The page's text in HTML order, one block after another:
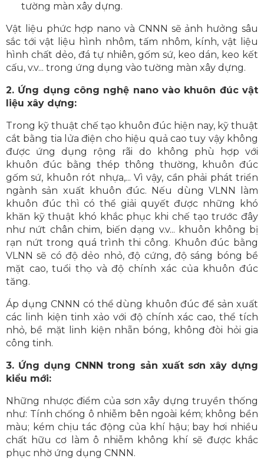
tường màn xây dựng.
Vật liệu phức hợp nano và CNNN sẽ ảnh hưởng sâu
sắc tới vật liệu hình nhôm, tấm nhôm, kính, vật liệu
hình chất dẻo, đá tự nhiên, gốm sứ, keo dán, keo kết
cấu, v.v... trong ứng dụng vào tường màn xây dựng.
2. Ứng dụng công nghệ nano vào khuôn đúc vật
liệu xây dựng:
Trong kỹ thuật chế tạo khuôn đúc hiện nay, kỹ thuật
cắt bằng tia lửa điện cho hiệu quả cao tuy vậy không
được ứng dụng rộng rãi do không phù hợp với
khuôn đúc bằng thép thông thường, khuôn đúc
gốm sứ, khuôn rót nhựa,... Vì vậy, cần phải phát triển
ngành sản xuất khuôn đúc. Nếu dùng VLNN làm
khuôn đúc thì có thể giải quyết được những khó
khăn kỹ thuật khó khắc phục khi chế tạo trước đây
như nứt chân chim, biến dạng v.v... khuôn không bị
rạn nứt trong quá trình thi công. Khuôn đúc bằng
VLNN sẽ có độ dẻo nhỏ, độ cứng, độ sáng bóng bề
mặt cao, tuổi thọ và độ chính xác của khuôn đúc
tăng.
Áp dụng CNNN có thể dùng khuôn đúc để sản xuất
các linh kiện tinh xảo với độ chính xác cao, thể tích
nhỏ, bề mặt linh kiện nhẵn bóng, không đòi hỏi gia
công tinh.
3. Ứng dụng CNNN trong sản xuất sơn xây dựng
kiểu mới:
Những nhược điểm của sơn xây dựng truyền thống
như: Tính chống ô nhiễm bên ngoài kém; không bền
màu; kém chịu tác động của khí hậu; bay hơi nhiều
chất hữu cơ làm ô nhiễm không khí sẽ được khắc
phục nhờ ứng dụng CNNN.